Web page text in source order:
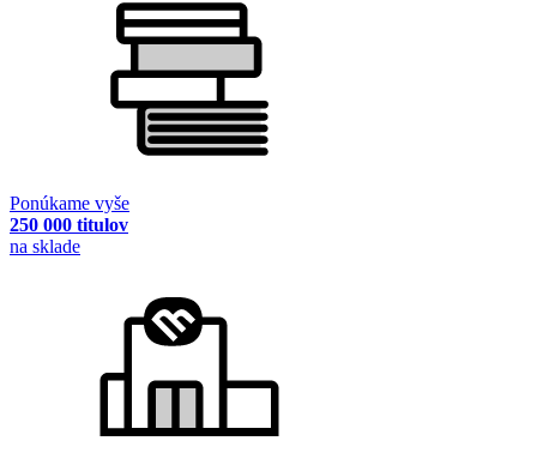
Ponúkame vyše
250 000 titulov
na sklade